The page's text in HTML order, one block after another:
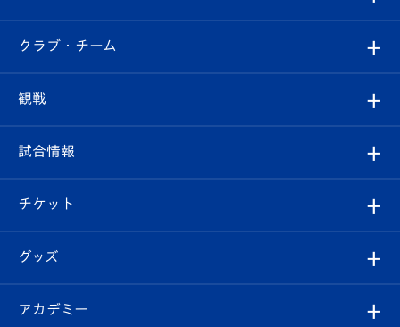
すべて
クラブ
試合情報
チケット
イベント
クラブ・チーム
クラブ概要
エンブレム紹介
スタッフプロフィール
観戦
観戦ルール
はじめての観戦ガイド
Revive Team
試合情報
試合日程/結果
フォトギャラリー
チケット
チケット
グッズ
オンラインショップ
アカデミー